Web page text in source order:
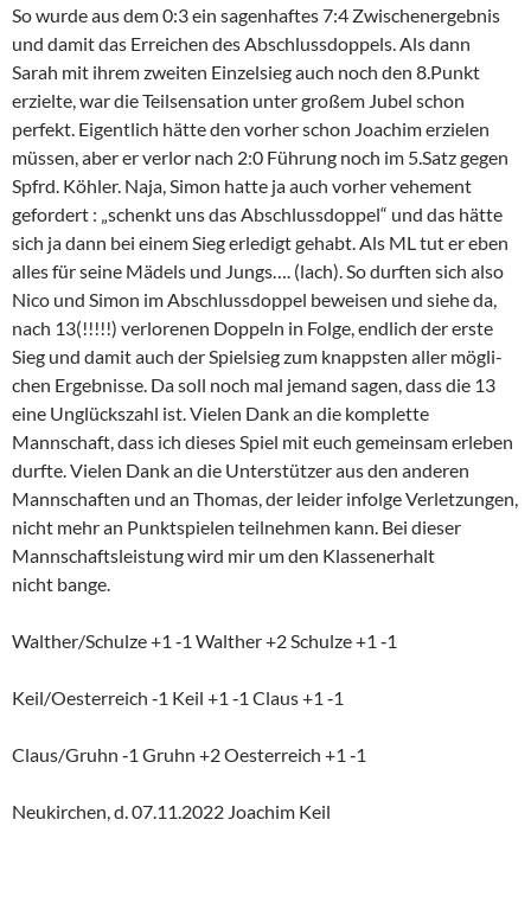
So wurde aus dem 0:3 ein sagen­haftes 7:4 Zwischen­er­gebnis
und damit das Errei­chen des Abschluss­dop­pels. Als dann
Sarah mit ihrem zweiten Einzel­sieg auch noch den 8.Punkt
erzielte, war die Teilsen­sa­tion unter großem Jubel schon
perfekt. Eigent­lich hätte den vorher schon Joachim erzielen
müssen, aber er verlor nach 2:0 Führung noch im 5.Satz gegen
Spfrd. Köhler. Naja, Simon hatte ja auch vorher vehement
gefor­dert : „schenkt uns das Abschluss­doppel“ und das hätte
sich ja dann bei einem Sieg erledigt gehabt. Als ML tut er eben
alles für seine Mädels und Jungs…. (lach). So durften sich also
Nico und Simon im Abschluss­doppel beweisen und siehe da,
nach 13(!!!!!) verlo­renen Doppeln in Folge, endlich der erste
Sieg und damit auch der Spiel­sieg zum knappsten aller mögli­
chen Ergeb­nisse. Da soll noch mal jemand sagen, dass die 13
eine Unglücks­zahl ist. Vielen Dank an die komplette
Mannschaft, dass ich dieses Spiel mit euch gemeinsam erleben
durfte. Vielen Dank an die Unter­stützer aus den anderen
Mannschaften und an Thomas, der leider infolge Verlet­zungen,
nicht mehr an Punkt­spielen teilnehmen kann. Bei dieser
Mannschafts­leis­tung wird mir um den Klassen­er­halt
nicht bange.
Walther/Schulze +1 ‑1 Walther +2 Schulze +1 ‑1
Keil/Oesterreich ‑1 Keil +1 ‑1 Claus +1 ‑1
Claus/Gruhn ‑1 Gruhn +2 Oester­reich +1 ‑1
Neukir­chen, d. 07.11.2022 Joachim Keil